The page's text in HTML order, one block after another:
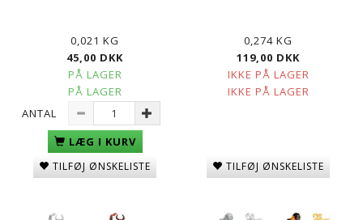
0,021 KG
45,00 DKK
PÅ LAGER
PÅ LAGER
ANTAL
LÆG I KURV
TILFØJ ØNSKELISTE
0,274 KG
119,00 DKK
IKKE PÅ LAGER
IKKE PÅ LAGER
TILFØJ ØNSKELISTE